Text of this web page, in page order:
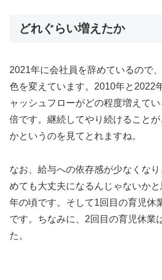
どれぐらい増えたか
2021年に会社員を辞めているので
色を変えています。2010年と2022
ャッシュフローがどの程度増えて
倍です。継続してやり続けること
かというのを見てとれますね。
なお、給与への依存感が少なくな
めても大丈夫になるんじゃないか
年の頃です。そして1回目の育児休
です。ちなみに、2回目の育児休業
た。